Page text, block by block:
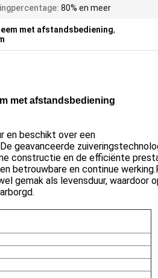
80% en meer
met afstandsbediening,
met afstandsbediening
en beschikt over een
geavanceerde
constructie en de efficiënte
betrouwbare en continue
gemak als levensduur, waardoor